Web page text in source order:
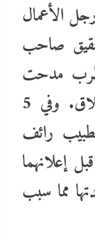
الأعمال
شقيق صاحب
مدحت
صالح إلا أن زواجها انتهى بالطلاق. وفي 5
الطبيب رائف
إعلانهما
مما سبب